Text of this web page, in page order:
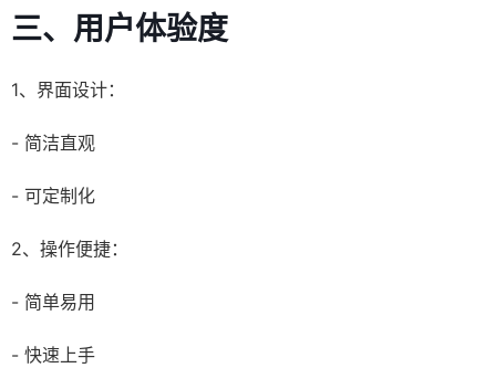
三、用户体验度
1、界面设计：
- 简洁直观
- 可定制化
2、操作便捷：
- 简单易用
- 快速上手